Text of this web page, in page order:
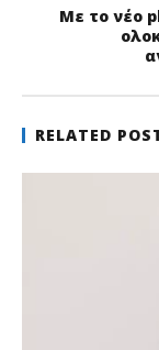
Με το νέο
RELATED